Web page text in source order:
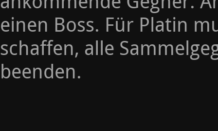
einen Boss. Für Platin
schaffen, alle
beenden.